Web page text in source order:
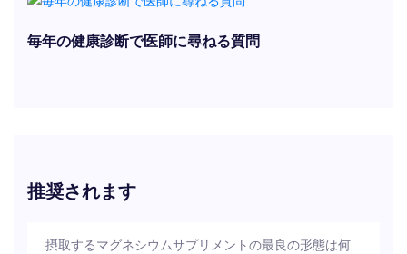
毎年の健康診断で医師に尋ねる質問
推奨されます
摂取するマグネシウムサプリメントの最良の形態は何